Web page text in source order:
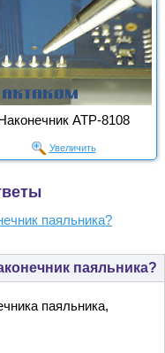
АТР-8108
Увеличить
паяльника?
паяльника?
паяльника,